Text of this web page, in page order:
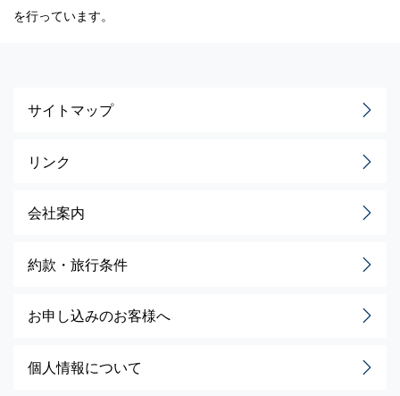
を行っています。
サイトマップ
リンク
会社案内
約款・旅行条件
お申し込みのお客様へ
個人情報について